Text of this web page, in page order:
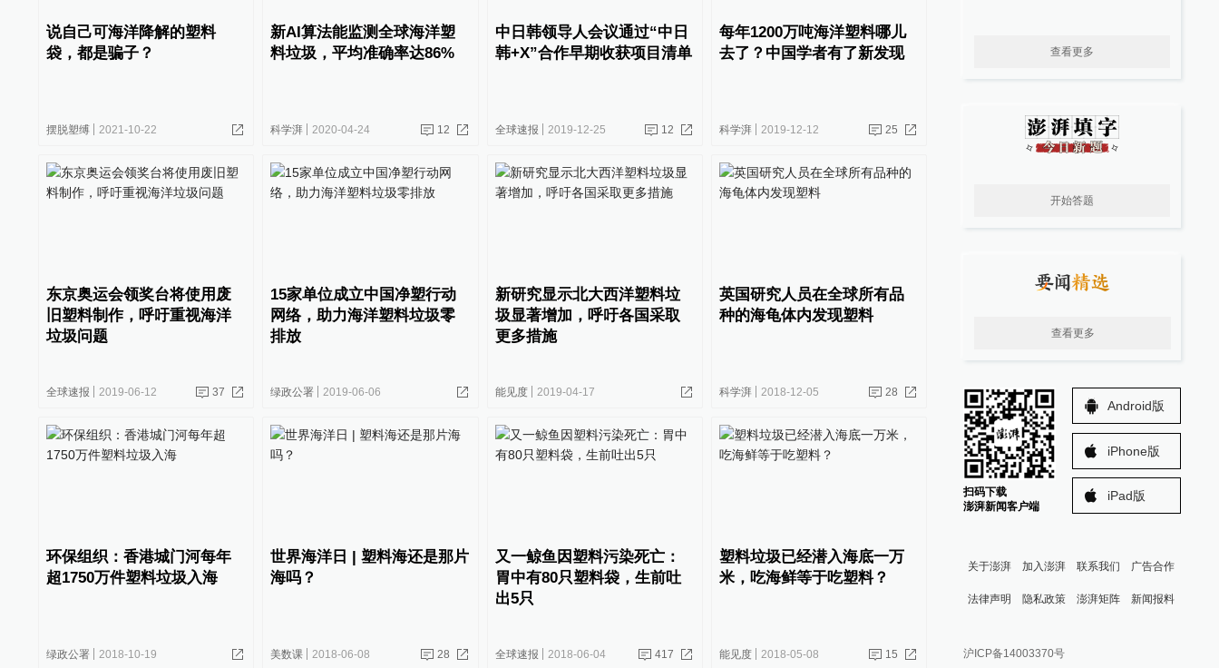
说自己可海洋降解的塑料
袋，都是骗子？
摆脱塑缚 2021-10-22
新AI算法能监测全球海洋塑
料垃圾，平均准确率达86%
科学湃 2020-04-24 12
中日韩领导人会议通过“中日
韩+X”合作早期收获项目清单
全球速报 2019-12-25 12
每年1200万吨海洋塑料哪儿
去了？中国学者有了新发现
科学湃 2019-12-12 25
东京奥运会领奖台将使用废
旧塑料制作，呼吁重视海洋
垃圾问题
全球速报 2019-06-12 37
15家单位成立中国净塑行动
网络，助力海洋塑料垃圾零
排放
绿政公署 2019-06-06
新研究显示北大西洋塑料垃
圾显著增加，呼吁各国采取
更多措施
能见度 2019-04-17
英国研究人员在全球所有品
种的海龟体内发现塑料
科学湃 2018-12-05 28
环保组织：香港城门河每年
超1750万件塑料垃圾入海
绿政公署 2018-10-19
世界海洋日 | 塑料海还是那片
海吗？
美数课 2018-06-08 28
又一鲸鱼因塑料污染死亡：
胃中有80只塑料袋，生前吐
出5只
全球速报 2018-06-04 417
塑料垃圾已经潜入海底一万
米，吃海鲜等于吃塑料？
能见度 2018-05-08 15
查看更多
开始答题
查看更多
扫码下载
澎湃新闻客户端
Android版
iPhone版
iPad版
关于澎湃 加入澎湃 联系我们 广告合作
法律声明 隐私政策 澎湃矩阵
澎湃新闻公众号
新闻报料
报料邮箱: news@thepaper.cn
沪ICP备14003370号